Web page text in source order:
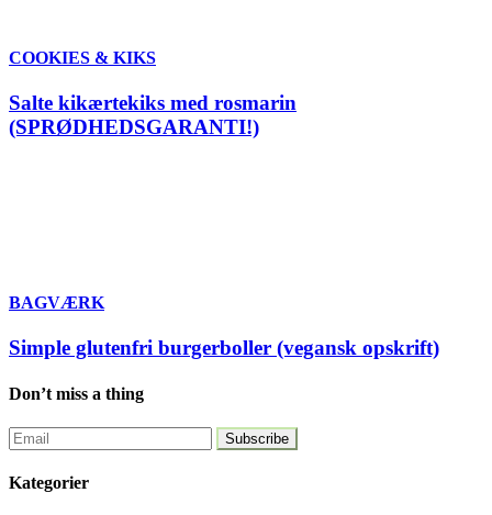
COOKIES & KIKS
Salte kikærtekiks med rosmarin
(SPRØDHEDSGARANTI!)
BAGVÆRK
Simple glutenfri burgerboller (vegansk opskrift)
Don’t miss a thing
Kategorier